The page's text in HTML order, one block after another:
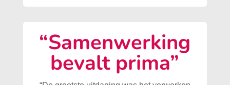
“Samenwerking
bevalt prima”